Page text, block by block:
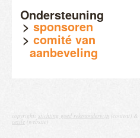
Ondersteuning
sponsoren
comité van
aanbeveling
copyright: stichting goed rekenonderwijs (content) &
cecile (website)